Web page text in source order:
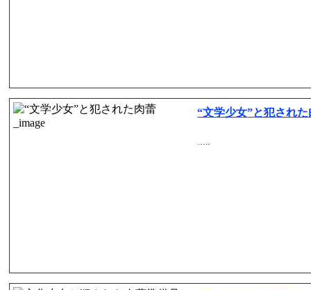
“文学少女”と犯された
…..